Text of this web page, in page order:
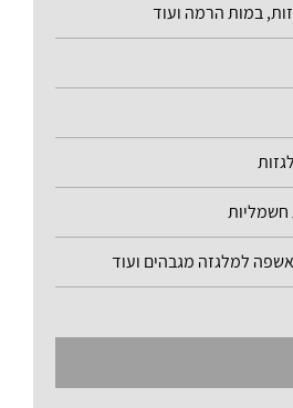
במות הרמה ועוד
חשמליות
אשפה למלגזה מגבהים ועוד